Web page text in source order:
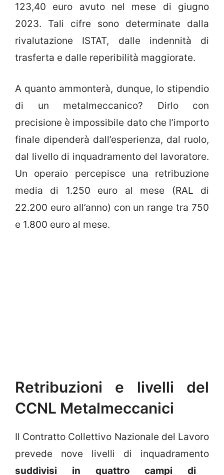
123,40 euro avuto nel mese di giugno
2023. Tali cifre sono determinate dalla
rivalutazione ISTAT, dalle indennità di
trasferta e dalle reperibilità maggiorate.
A quanto ammonterà, dunque, lo stipendio
di un metalmeccanico? Dirlo con
precisione è impossibile dato che l’importo
finale dipenderà dall’esperienza, dal ruolo,
dal livello di inquadramento del lavoratore.
Un operaio percepisce una retribuzione
media di 1.250 euro al mese (RAL di
22.200 euro all’anno) con un range tra 750
e 1.800 euro al mese.
Retribuzioni e livelli del
CCNL Metalmeccanici
Il Contratto Collettivo Nazionale del Lavoro
prevede nove livelli di inquadramento
suddivisi in quattro campi di